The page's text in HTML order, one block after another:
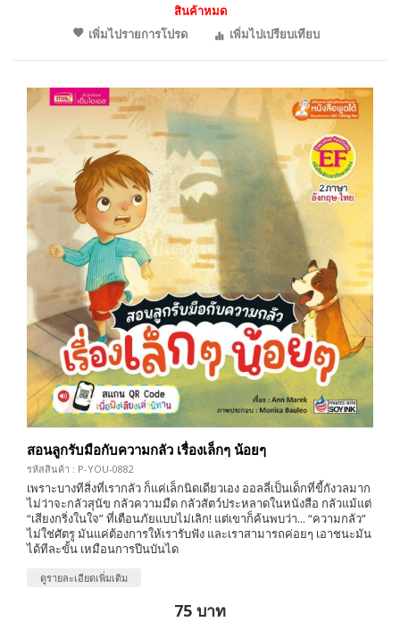
สินค้าหมด
เพิ่มไปรายการโปรด
เพิ่มไปเปรียบเทียบ
สอนลูกรับมือกับความกลัว เรื่องเล็กๆ น้อยๆ
รหัสสินค้า : P-YOU-0882
เพราะบางทีสิ่งที่เรากลัว ก็แค่เล็กนิดเดียวเอง ออลลี่เป็นเด็กที่ขี้กังวลมาก
ไม่ว่าจะกลัวสุนัข กลัวความมืด กลัวสัตว์ประหลาดในหนังสือ กลัวแม้แต่
“เสียงกริ่งในใจ” ที่เตือนภัยแบบไม่เลิก! แต่เขาก็ค้นพบว่า... “ความกลัว”
ไม่ใช่ศัตรู มันแค่ต้องการให้เรารับฟัง และเราสามารถค่อยๆ เอาชนะมัน
ได้ทีละขั้น เหมือนการปีนบันได
ดูรายละเอียดเพิ่มเติม
75 บาท